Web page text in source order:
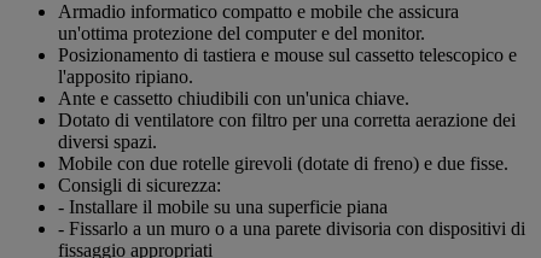
Armadio informatico compatto e mobile che assicura
un'ottima protezione del computer e del monitor.
Posizionamento di tastiera e mouse sul cassetto telescopico e
l'apposito ripiano.
Ante e cassetto chiudibili con un'unica chiave.
Dotato di ventilatore con filtro per una corretta aerazione dei
diversi spazi.
Mobile con due rotelle girevoli (dotate di freno) e due fisse.
Consigli di sicurezza:
- Installare il mobile su una superficie piana
- Fissarlo a un muro o a una parete divisoria con dispositivi di
fissaggio appropriati